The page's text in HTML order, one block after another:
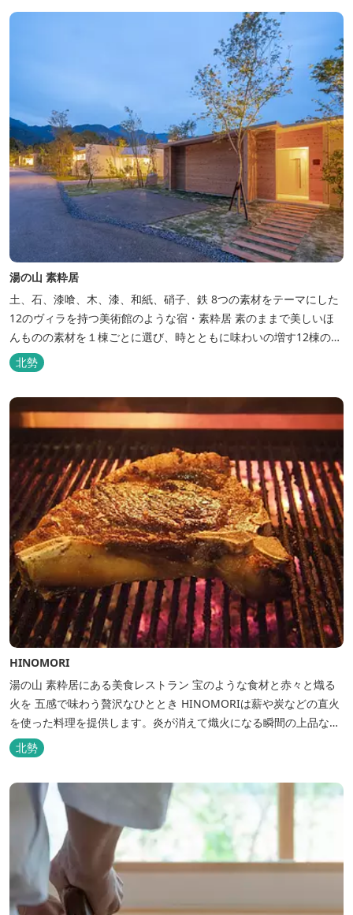
湯の山 素粋居
土、石、漆喰、木、漆、和紙、硝子、鉄 8つの素材をテーマにした
12のヴィラを持つ美術館のような宿・素粋居 素のままで美しいほ
んものの素材を１棟ごとに選び、時とともに味わいの増す12棟のヴ
ィラをつくりました。現代美術・工芸・古美術・アンティークをし
つらえた空間は、 とびきり居心地が良い美術館のよう。次はあのヴ
ィラで素材とアートに触れたい。 そんな滞在の楽しみが広がりま
す。 「そ...
北勢
HINOMORI
湯の山 素粋居にある美食レストラン 宝のような食材と赤々と熾る
火を 五感で味わう贅沢なひととき HINOMORIは薪や炭などの直火
を使った料理を提供します。炎が消えて熾火になる瞬間の上品な香
りを海産物にまとわせたり、熟成させた上質な牛肉を塊でじっくり
とローストしたり。炎が生み出す味わいの繊細さと豪快さをコース
でお楽しみください。料理監修は、フランスで活躍するシェフ・手
島竜司。探...
北勢